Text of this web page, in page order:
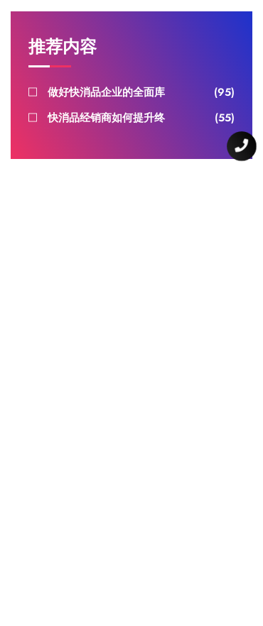
推荐内容
做好快消品企业的全面库
(95)
快消品经销商如何提升终
(55)